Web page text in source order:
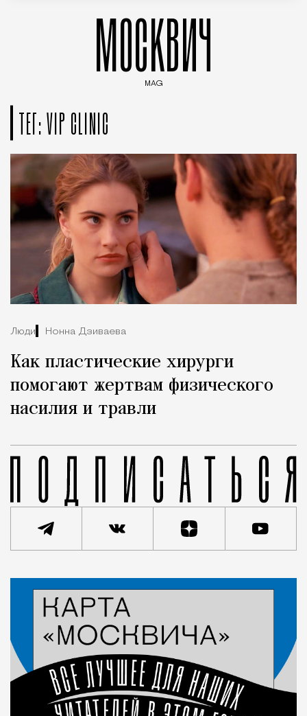
МОСКВИЧ
MAG
ТЕГ: VIP CLINIC
Люди Нонна Дзиваева
Как пластические хирурги
помогают жертвам физического
насилия и травли